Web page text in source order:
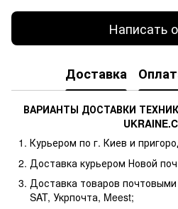
Написать
Доставка
ВАРИАНТЫ ДОСТАВКИ
Курьером по г. Киев и
Доставка курьером Новой
Доставка товаров
SAT, Укрпочта, Meest;